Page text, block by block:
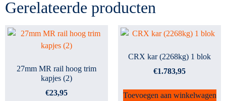
Gerelateerde producten
27mm MR rail hoog trim
kapjes (2)
€23,95
CRX kar (2268kg) 1 blok
€1.783,95
Toevoegen aan winkelwagen